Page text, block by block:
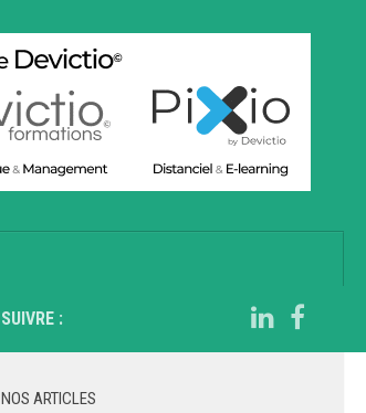
SUIVRE :
NOS ARTICLES